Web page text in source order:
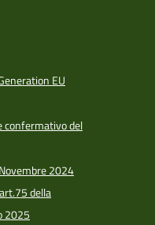
EU
confermativo del
2024
della
2025